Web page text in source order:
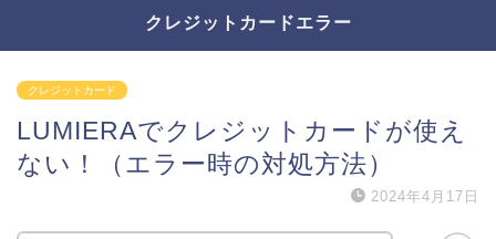
クレジットカードエラー
クレジットカード
LUMIERAでクレジットカードが使え
ない！（エラー時の対処方法）
2024年4月17日